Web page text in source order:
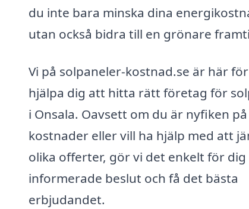
du inte bara minska dina
utan också bidra till en grönare
Vi på solpaneler-kostnad.se är här
hjälpa dig att hitta rätt företag för
i Onsala. Oavsett om du är nyfiken på
kostnader eller vill ha hjälp med att
olika offerter, gör vi det enkelt för
informerade beslut och få det bästa
erbjudandet.